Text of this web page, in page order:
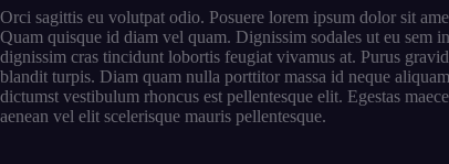
Orci sagittis eu volutpat odio. Posuere lorem ipsum dolor sit
Quam quisque id diam vel quam. Dignissim sodales ut eu sem
dignissim cras tincidunt lobortis feugiat vivamus at. Purus
blandit turpis. Diam quam nulla porttitor massa id neque
dictumst vestibulum rhoncus est pellentesque elit. Egestas
aenean vel elit scelerisque mauris pellentesque.